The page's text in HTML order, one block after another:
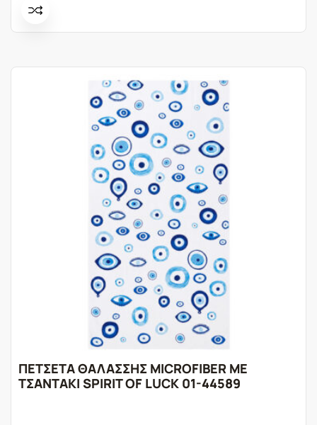
ΠΕΤΣΕΤΑ ΘΑΛΑΣΣΗΣ MICROFIBER ΜΕ
ΤΣΑΝΤΑΚΙ SPIRIT OF LUCK 01-44589